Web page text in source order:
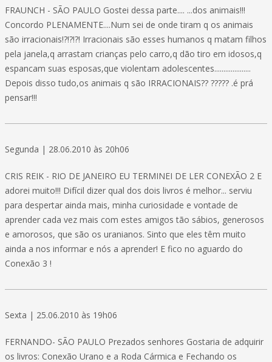
FRAUNCH - SÃO PAULO Gostei dessa parte.... ...dos animais!!!
Concordo PLENAMENTE....Num sei de onde tiram q os animais
são irracionais!?!?!?! Irracionais são esses humanos q matam filhos
pela janela,q arrastam crianças pelo carro,q dão tiro em idosos,q
espancam suas esposas,que violentam adolescentes....................
Depois disso tudo,os animais q são IRRACIONAIS?? ????? .é prá
pensar!!!
Segunda | 28.06.2010 às 20h06
CRIS REIK - RIO DE JANEIRO EU TERMINEI DE LER CONEXÃO 2 E
adorei muito!!! Difícil dizer qual dos dois livros é melhor... serviu
para despertar ainda mais, minha curiosidade e vontade de
aprender cada vez mais com estes amigos tão sábios, generosos
e amorosos, que são os uranianos. Sinto que eles têm muito
ainda a nos informar e nós a aprender! E fico no aguardo do
Conexão 3 !
Sexta | 25.06.2010 às 19h06
FERNANDO- SÃO PAULO Prezados senhores Gostaria de adquirir
os livros: Conexão Urano e a Roda Cármica e Fechando os